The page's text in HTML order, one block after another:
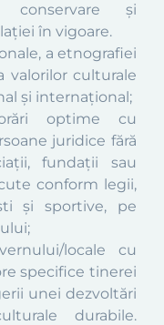
conservare și
în vigoare.
a etnografiei
valorilor culturale
și internațional;
optime cu
juridice fără
fundații sau
conform legii,
și sportive, pe
locale cu
specifice tinerei
unei dezvoltări
durabile.